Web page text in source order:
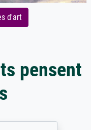
d'art
pensent